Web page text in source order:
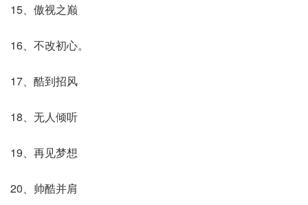
15、傲视之巅
16、不改初心。
17、酷到招风
18、无人倾听
19、再见梦想
20、帅酷并肩